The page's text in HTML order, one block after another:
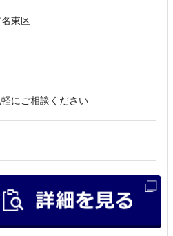
東区
にご相談ください